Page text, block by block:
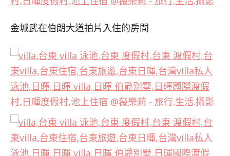
金城武在伯朗大道拍片入住的房間